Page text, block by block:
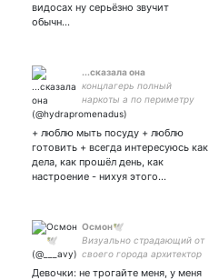
видосах ну серьёзно звучит
обычн…
...сказала она
концлагерь полный
наркоты а по периметру
колючка небывалой
+ люблю мыть посуду + люблю
готовить + всегда интересуюсь как
дела, как прошёл день, как
настроение - нихуя этого…
Осмон🕊️
Визуально страдающий от
своего города архитектор
Девочки: не трогайте меня, у меня